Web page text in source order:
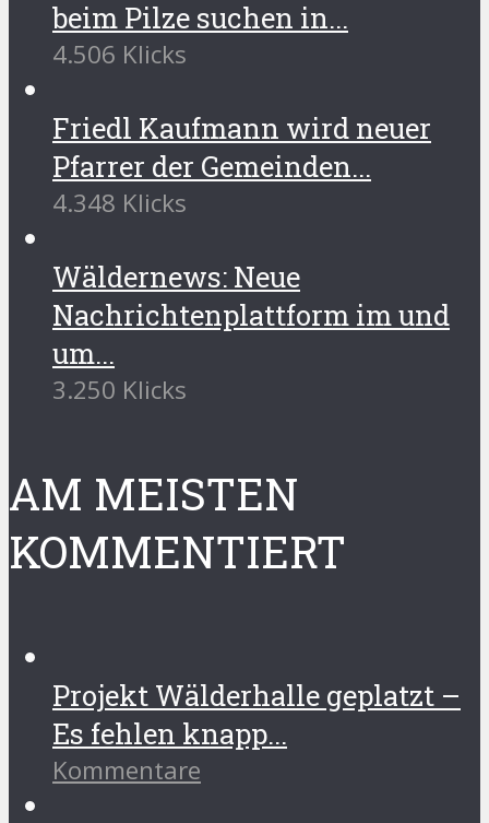
beim Pilze suchen in...
4.506 Klicks
Friedl Kaufmann wird neuer
Pfarrer der Gemeinden...
4.348 Klicks
Wäldernews: Neue
Nachrichtenplattform im und
um...
3.250 Klicks
AM MEISTEN
KOMMENTIERT
Projekt Wälderhalle geplatzt –
Es fehlen knapp...
Kommentare